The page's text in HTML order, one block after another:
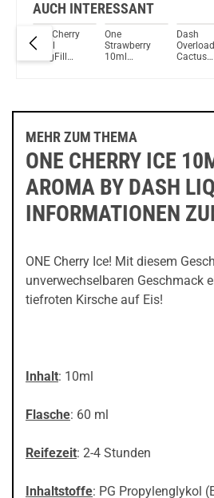
AUCH INTERESSANT
One Cherry
10ml
LongFill
One
Strawberry
10ml
Dash
Overload
Cactus
MEHR ZUM THEMA
ONE CHERRY ICE
AROMA BY DASH
INFORMATIONEN
ONE Cherry Ice! Mit diesem
unverwechselbaren Geschmack
tiefroten Kirsche auf Eis!
Inhalt: 10ml
Flasche: 60 ml
Reifezeit: 2-4 Stunden
Inhaltstoffe: PG Propylenglykol